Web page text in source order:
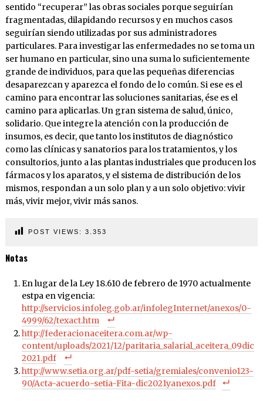
sentido “recuperar” las obras sociales porque seguirían
fragmentadas, dilapidando recursos y en muchos casos
seguirían siendo utilizadas por sus administradores
particulares. Para investigar las enfermedades no se toma un
ser humano en particular, sino una suma lo suficientemente
grande de individuos, para que las pequeñas diferencias
desaparezcan y aparezca el fondo de lo común. Si ese es el
camino para encontrar las soluciones sanitarias, ése es el
camino para aplicarlas. Un gran sistema de salud, único,
solidario. Que integre la atención con la producción de
insumos, es decir, que tanto los institutos de diagnóstico
como las clínicas y sanatorios para los tratamientos, y los
consultorios, junto a las plantas industriales que producen los
fármacos y los aparatos, y el sistema de distribución de los
mismos, respondan a un solo plan y a un solo objetivo: vivir
más, vivir mejor, vivir más sanos.
POST VIEWS: 3.353
Notas
En lugar de la Ley 18.610 de febrero de 1970 actualmente
estpa en vigencia:
http://servicios.infoleg.gob.ar/infolegInternet/anexos/0-
4999/62/texact.htm
http://federacionaceitera.com.ar/wp-
content/uploads/2021/12/paritaria_salarial_aceitera_09dic
2021.pdf
http://www.setia.org.ar/pdf-setia/gremiales/convenio123-
90/Acta-acuerdo-setia-Fita-dic2021yanexos.pdf